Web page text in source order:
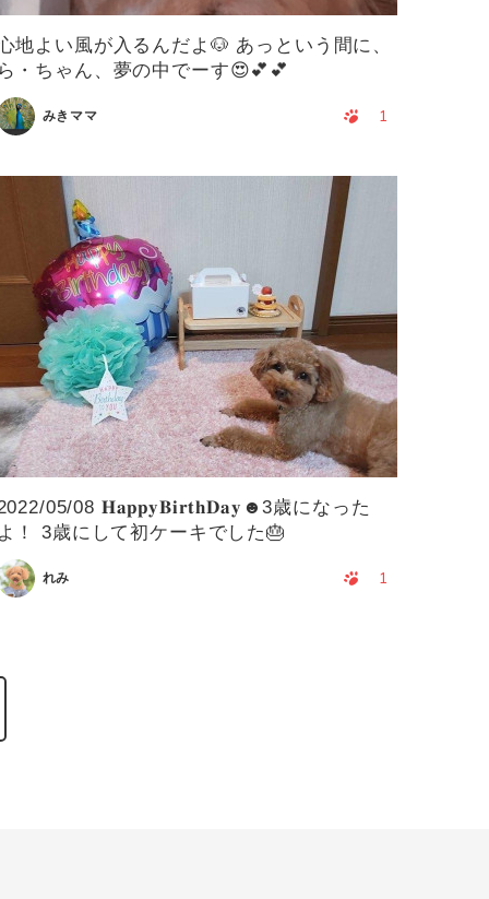
地よい風が入るんだよ🐶 あっという間に、
・ちゃん、夢の中でーす😍💕💕
みきママ 1
05/08 𝐇𝐚𝐩𝐩𝐲𝐁𝐢𝐫𝐭𝐡𝐃𝐚𝐲☻3歳になった
！ 3歳にして初ケーキでした🎂
れみ 1